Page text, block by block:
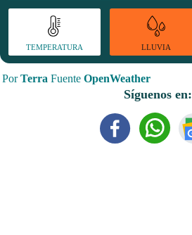
TEMPERATURA LLUVIA
PorTerra Fuente OpenWeather
Síguenos en: